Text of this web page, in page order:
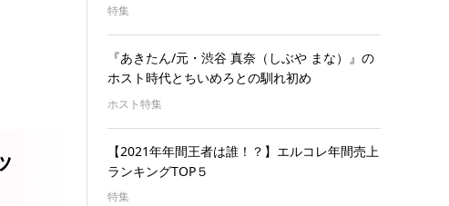
特集
『あきたん/元・渋谷 真奈（しぶや まな）』の
ホスト時代とちいめろとの馴れ初め
ホスト特集
【2021年年間王者は誰！？】エルコレ年間売上
ランキングTOP５
特集